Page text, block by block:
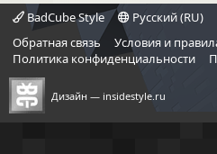
BadCube Style
Русский (RU)
Обратная связь
Условия и
Политика конфиденциальности
Дизайн — insidestyle.ru